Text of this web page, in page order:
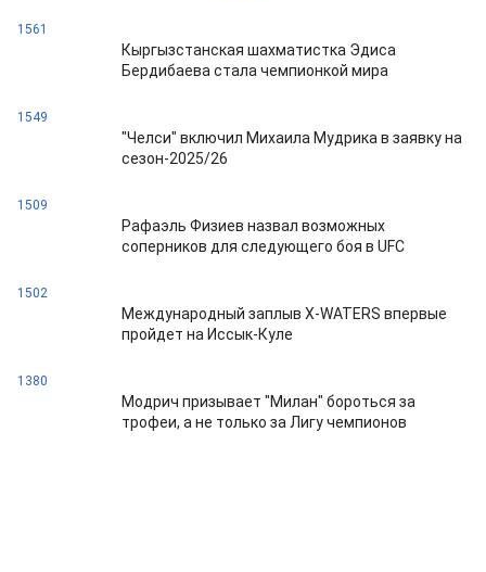
1561
Кыргызстанская шахматистка Эдиса
Бердибаева стала чемпионкой мира
1549
"Челси" включил Михаила Мудрика в заявку на
сезон-2025/26
1509
Рафаэль Физиев назвал возможных
соперников для следующего боя в UFC
1502
Международный заплыв X-WATERS впервые
пройдет на Иссык-Куле
1380
Модрич призывает "Милан" бороться за
трофеи, а не только за Лигу чемпионов